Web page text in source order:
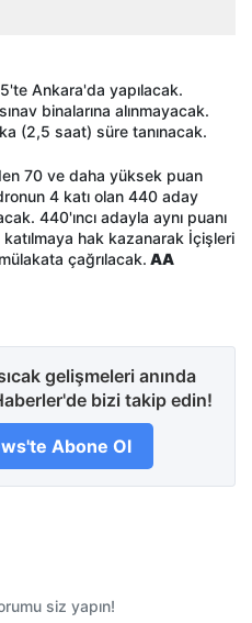
Ankara'da yapılacak.
binalarına alınmayacak.
(2,5 saat) süre tanınacak.
70 ve daha yüksek puan
4 katı olan 440 aday
440'ıncı adayla aynı puanı
hak kazanarak İçişleri
çağrılacak. AA
gelişmeleri anında
bizi takip edin!
Abone Ol
siz yapın!